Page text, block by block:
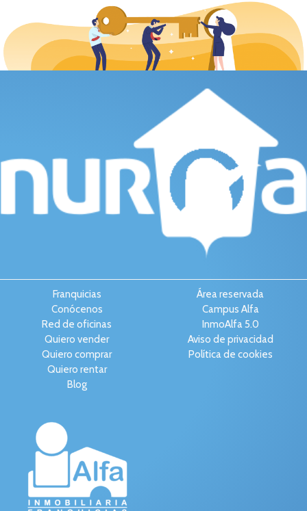
Franquicias
Conócenos
Red de oficinas
Quiero vender
Quiero comprar
Quiero rentar
Blog
Área reservada
Campus Alfa
InmoAlfa 5.0
Aviso de privacidad
Política de cookies